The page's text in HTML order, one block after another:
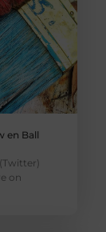
en Ball
on